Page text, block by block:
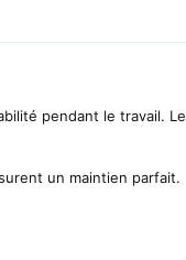
pendant le travail. Le
un maintien parfait.